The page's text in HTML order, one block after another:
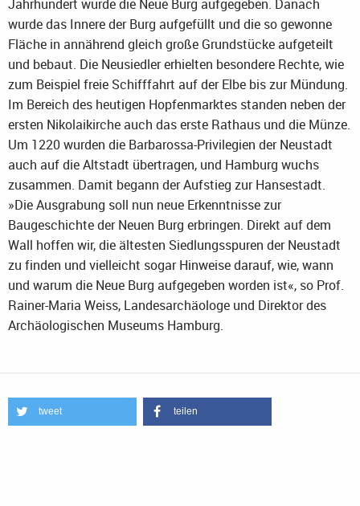
Jahrhundert wurde die Neue Burg aufgegeben. Danach
wurde das Innere der Burg aufgefüllt und die so gewonne
Fläche in annährend gleich große Grundstücke aufgeteilt
und bebaut. Die Neusiedler erhielten besondere Rechte, wie
zum Beispiel freie Schifffahrt auf der Elbe bis zur Mündung.
Im Bereich des heutigen Hopfenmarktes standen neben der
ersten Nikolaikirche auch das erste Rathaus und die Münze.
Um 1220 wurden die Barbarossa-Privilegien der Neustadt
auch auf die Altstadt übertragen, und Hamburg wuchs
zusammen. Damit begann der Aufstieg zur Hansestadt.
»Die Ausgrabung soll nun neue Erkenntnisse zur
Baugeschichte der Neuen Burg erbringen. Direkt auf dem
Wall hoffen wir, die ältesten Siedlungsspuren der Neustadt
zu finden und vielleicht sogar Hinweise darauf, wie, wann
und warum die Neue Burg aufgegeben worden ist«, so Prof.
Rainer-Maria Weiss, Landesarchäologe und Direktor des
Archäologischen Museums Hamburg.
tweet teilen